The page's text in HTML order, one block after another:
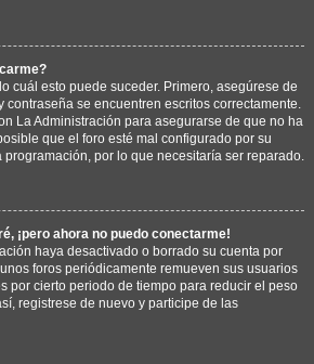
cuál esto puede suceder. Primero, asegúrese de
se encuentren escritos correctamente.
La Administración para asegurarse de que no ha
que el foro esté mal configurado por su
por lo que necesitaría ser reparado.
¡pero ahora no puedo conectarme!
haya desactivado o borrado su cuenta por
foros periódicamente remueven sus usuarios
por cierto periodo de tiempo para reducir el peso
registrese de nuevo y participe de las